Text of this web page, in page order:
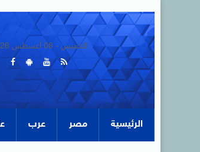
الخميس - 06 أغسطس 2026
الرئيسية مصر عرب